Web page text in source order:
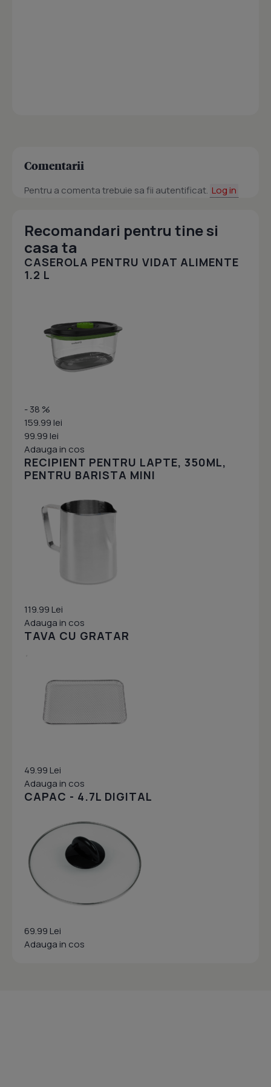
Comentarii
Pentru a comenta trebuie sa fii autentificat. Log in
Recomandari pentru tine si
casa ta
CASEROLA PENTRU VIDAT ALIMENTE
1.2 L
- 38 %
159.99 lei
99.99 lei
Adauga in cos
RECIPIENT PENTRU LAPTE, 350ML,
PENTRU BARISTA MINI
119.99 Lei
Adauga in cos
TAVA CU GRATAR
49.99 Lei
Adauga in cos
CAPAC - 4.7L DIGITAL
69.99 Lei
Adauga in cos